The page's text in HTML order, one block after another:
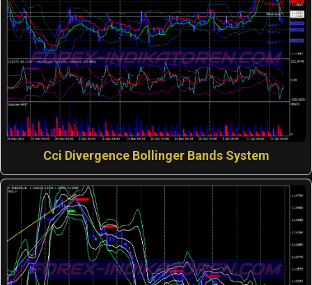
Cci Divergence Bollinger Bands System